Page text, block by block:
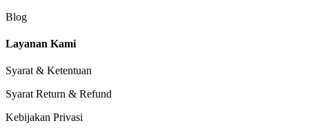
Blog
Layanan Kami
Syarat & Ketentuan
Syarat Return & Refund
Kebijakan Privasi